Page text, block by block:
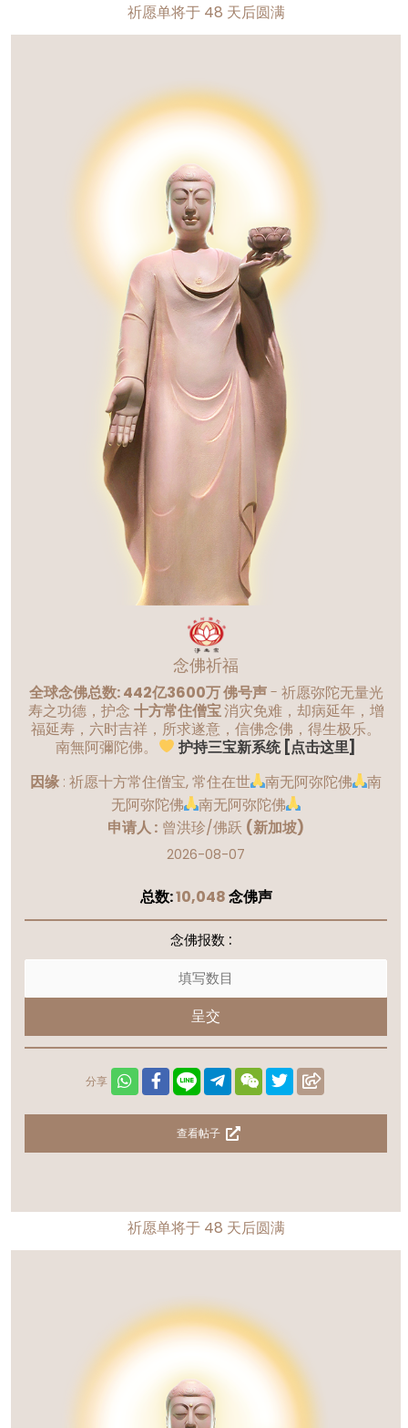
祈愿单将于 48 天后圆满
念佛祈福
全球念佛总数: 442亿3600万 佛号声- 祈愿弥陀无量光
寿之功德，护念 十方常住僧宝消灾免难，却病延年，增
福延寿，六时吉祥，所求遂意，信佛念佛，得生极乐。
南無阿彌陀佛。
护持三宝新系统 [点击这里]
因缘 : 祈愿十方常住僧宝, 常住在世 南无阿弥陀佛
南
无阿弥陀佛
南无阿弥陀佛
申请人 : 曾洪珍/佛跃 (新加坡)
2026-08-07
总数:10,048念佛声
分享
查看帖子
念佛报数 :
呈交
祈愿单将于 48 天后圆满